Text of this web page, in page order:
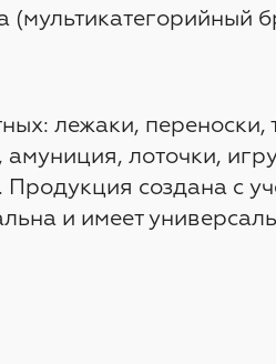
(мультикатегорийный
лежаки, переноски,
амуниция, лоточки,
создана с
и имеет